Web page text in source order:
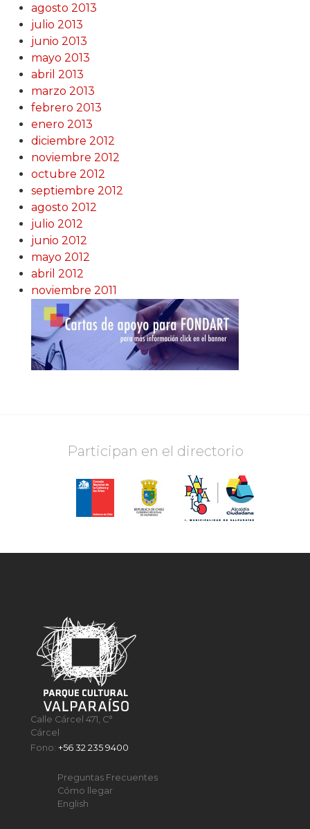
agosto 2013
julio 2013
junio 2013
mayo 2013
abril 2013
marzo 2013
febrero 2013
enero 2013
diciembre 2012
noviembre 2012
octubre 2012
septiembre 2012
agosto 2012
julio 2012
junio 2012
mayo 2012
abril 2012
noviembre 2011
Participan en el directorio
Calle Cárcel 471, C°
Cárcel
Fono:+56 32 235 9400
Preguntas Frecuentes
Cómo llegar
English